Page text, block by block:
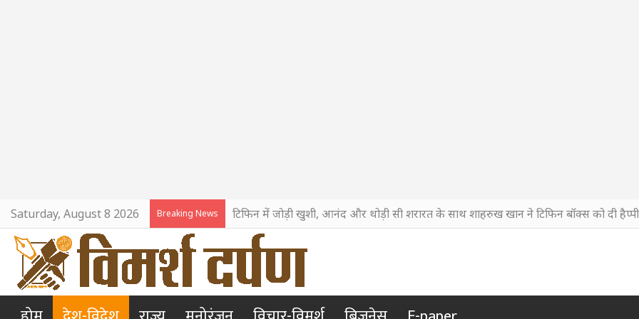
Saturday, August 8 2026 Breaking News टिफिन में जोड़ी खुशी, आनंद और थोड़ी सी शरारत के साथ शाहरुख खान ने टिफिन बॉक्स को दी